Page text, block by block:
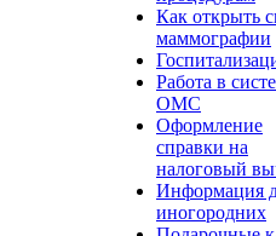
Как открыть
маммографии
Работа в
ОМС
Оформление
справки на
налоговый
Информация
иногородних